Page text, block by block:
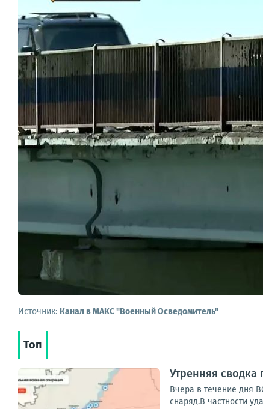
Источник: Канал в МАКС "Военный Осведомитель"
Топ
Утренняя сводка
Вчера в течение дня
снаряд.В частности